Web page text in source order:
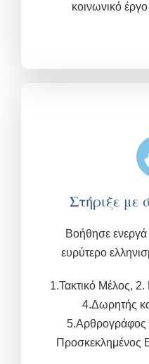
κοινωνικό
Στήριξε με
Βοήθησε ενεργά
ευρύτερο
1.Τακτικό Μέλος, 2.
4.Δωρητής
5.Αρθρογράφος
Προσκεκλημένος